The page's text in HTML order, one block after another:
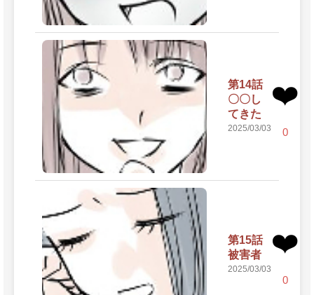
第14話
〇〇し
てきた
2025/03/03
❤️
0
第15話
被害者
2025/03/03
❤️
0